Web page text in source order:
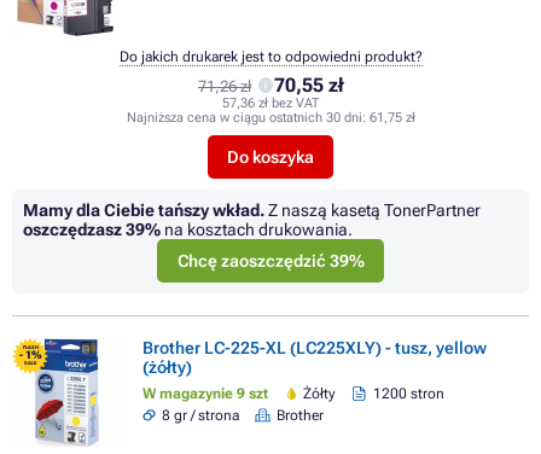
71,26 zł 70,55 zł
57,36 zł bez VAT
Najniższa cena w ciągu ostatnich 30 dni: 61,75 zł
Do koszyka
Do jakich drukarek jest to odpowiedni produkt?
Mamy dla Ciebie tańszy wkład.Z naszą kasetą TonerPartner
oszczędzasz39% na kosztach drukowania.
Chcę zaoszczędzić 39%
FLASH
- 1%
SALE
Brother LC-225-XL (LC225XLY) - tusz, yellow
(żółty)
W magazynie 9 szt Żółty
1200 stron
8 gr / strona
Brother